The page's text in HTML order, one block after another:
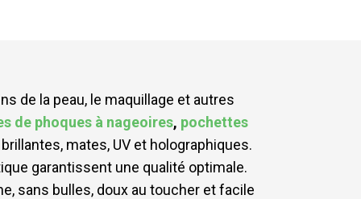
de la peau, le maquillage et autres
de phoques à nageoires, pochettes
mates, UV et holographiques.
garantissent une qualité optimale.
sans bulles, doux au toucher et facile